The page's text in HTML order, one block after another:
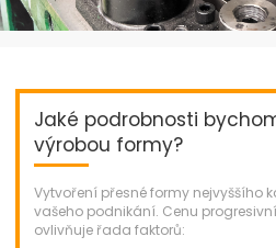
Jaké podrobnosti
výrobou formy?
Vytvoření přesné formy nejvyššího
vašeho podnikání. Cenu
ovlivňuje řada faktorů: